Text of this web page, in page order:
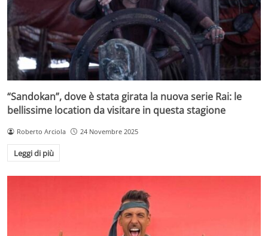
“Sandokan”, dove è stata girata la nuova serie Rai: le
bellissime location da visitare in questa stagione
Roberto Arciola 24 Novembre 2025
Leggi di più